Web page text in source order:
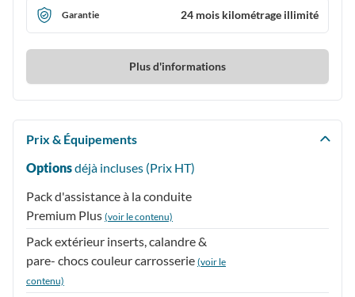
Garantie 24 mois kilométrage illimité
Plus d'informations
Prix & Équipements
Optionsdéjà incluses (Prix HT)
Pack d'assistance à la conduite
Premium Plus (voir le contenu)
Pack extérieur inserts, calandre &
pare- chocs couleur carrosserie (voir le
contenu)